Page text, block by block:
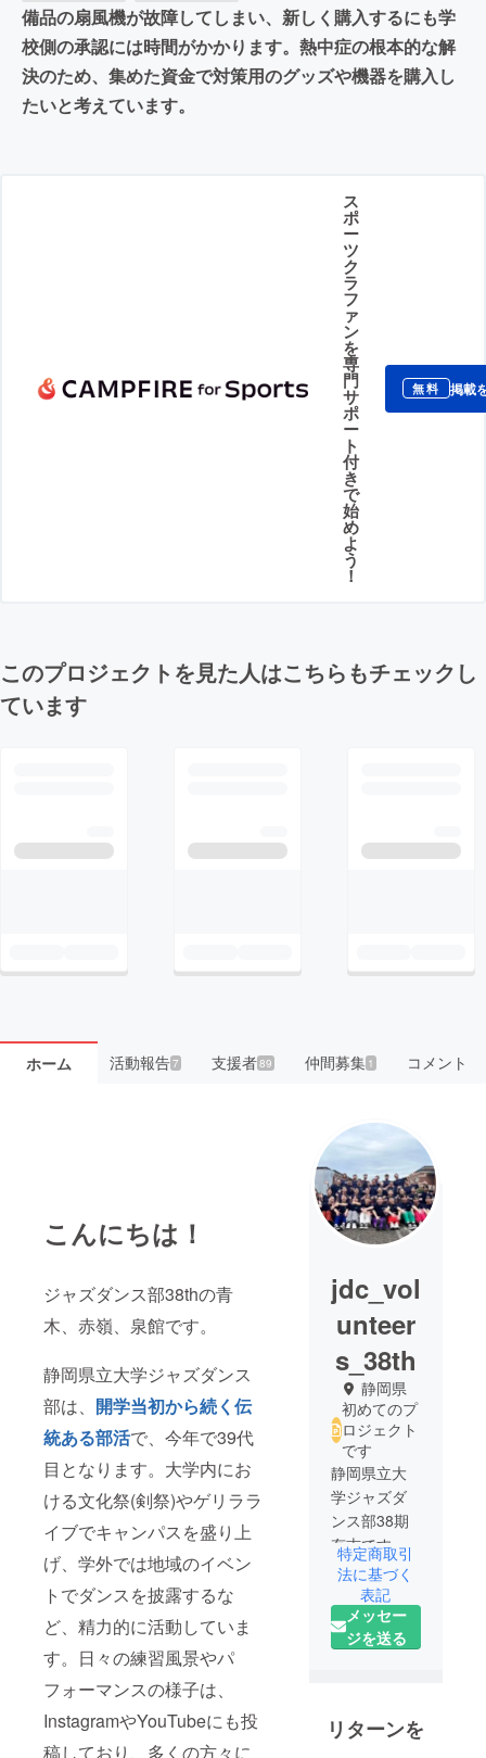
備品の扇風機が故障してしまい、新しく購入するにも学
校側の承認には時間がかかります。熱中症の根本的な解
決のため、集めた資金で対策用のグッズや機器を購入し
たいと考えています。
ス
ポ
ー
ツ
ク
ラ
フ
ァ
ン
を
専
門
サ
ポ
ー
ト
付
き
で
始
め
よ
う
！
無料 掲載
このプロジェクトを見た人はこちらもチェックし
ています
ホーム 活動報告7 支援者89 仲間募集 1 コメント
こんにちは！
ジャズダンス部38thの青
木、赤嶺、泉館です。
静岡県立大学ジャズダンス
部は、 開学当初から続く伝
統ある部活で、今年で39代
目となります。大学内にお
ける文化祭(剣祭)やゲリララ
イブでキャンパスを盛り上
げ、学外では地域のイベン
トでダンスを披露するな
ど、精力的に活動していま
す。日々の練習風景やパ
フォーマンスの様子は、
InstagramやYouTubeにも投
稿しており、多くの方々に
jdc_vol
unteer
s_38th
静岡県
初めてのプ
ロジェクト
です
静岡県立大
学ジャズダ
ンス部38期
有志です。
今年で39代
目になる
ジャズダン
ス部を暑さ
ました。
特定商取引
法に基づく
表記
メッセー
ジを送る
リターンを